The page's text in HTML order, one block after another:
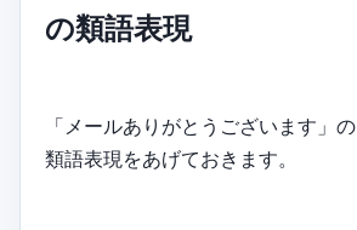
の類語表現
「メールありがとうございます」の
類語表現をあげておきます。